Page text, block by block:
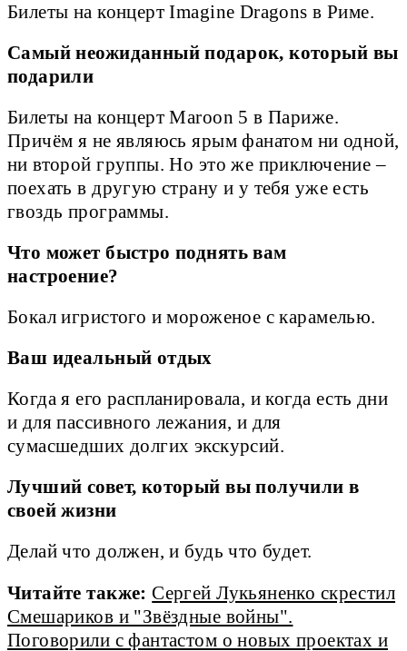
Билеты на концерт Imagine Dragons в Риме.
Самый неожиданный подарок, который вы
подарили
Билеты на концерт Maroon 5 в Париже.
Причём я не являюсь ярым фанатом ни одной,
ни второй группы. Но это же приключение –
поехать в другую страну и у тебя уже есть
гвоздь программы.
Что может быстро поднять вам
настроение?
Бокал игристого и мороженое с карамелью.
Ваш идеальный отдых
Когда я его распланировала, и когда есть дни
и для пассивного лежания, и для
сумасшедших долгих экскурсий.
Лучший совет, который вы получили в
своей жизни
Делай что должен, и будь что будет.
Читайте также:Сергей Лукьяненко скрестил
Смешариков и "Звёздные войны".
Поговорили с фантастом о новых проектах и